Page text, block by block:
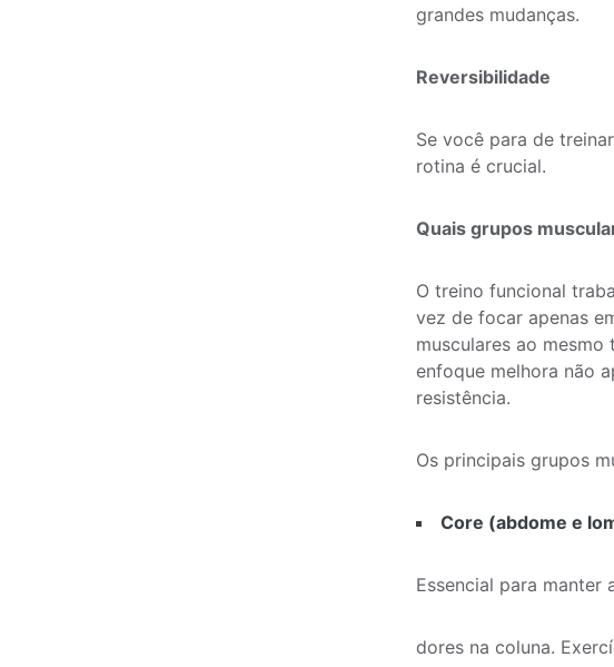
grandes mudanças.
Reversibilidade
Se você para de
rotina é crucial.
Quais grupos
O treino funcional
vez de focar apenas
musculares ao
enfoque melhora não
resistência.
Os principais grupos
Core (abdome e
Essencial para
dores na coluna.